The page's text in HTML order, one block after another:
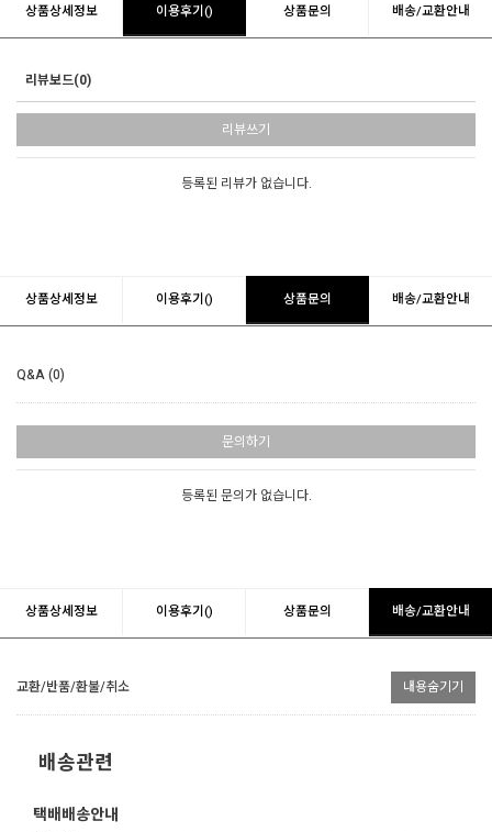
상품상세정보 이용후기() 상품문의 배송/교환안내
리뷰보드(0)
리뷰쓰기
등록된 리뷰가 없습니다.
상품상세정보 이용후기() 상품문의 배송/교환안내
Q&A (0)
문의하기
등록된 문의가 없습니다.
상품상세정보 이용후기() 상품문의 배송/교환안내
교환/반품/환불/취소 내용숨기기
배송관련
택배배송안내